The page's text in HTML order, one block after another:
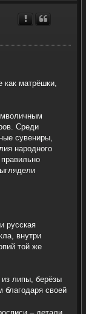
как матрёшки,
Среди
сувениры,
народного
русская
внутри
той же
липы, берёзы
благодаря своей